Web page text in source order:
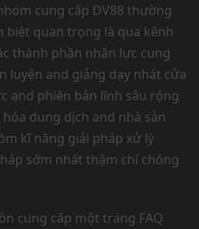
cung cấp DV88 thường
biệt quan trọng là qua kênh
thành phần nhân lực cung
luyện and giảng dạy nhất cửa
and phiên bản lĩnh sâu rộng
dung dịch and nhà sản
kĩ năng giải pháp xử lý
sớm nhất thậm chí chóng
cung cấp một trang FAQ